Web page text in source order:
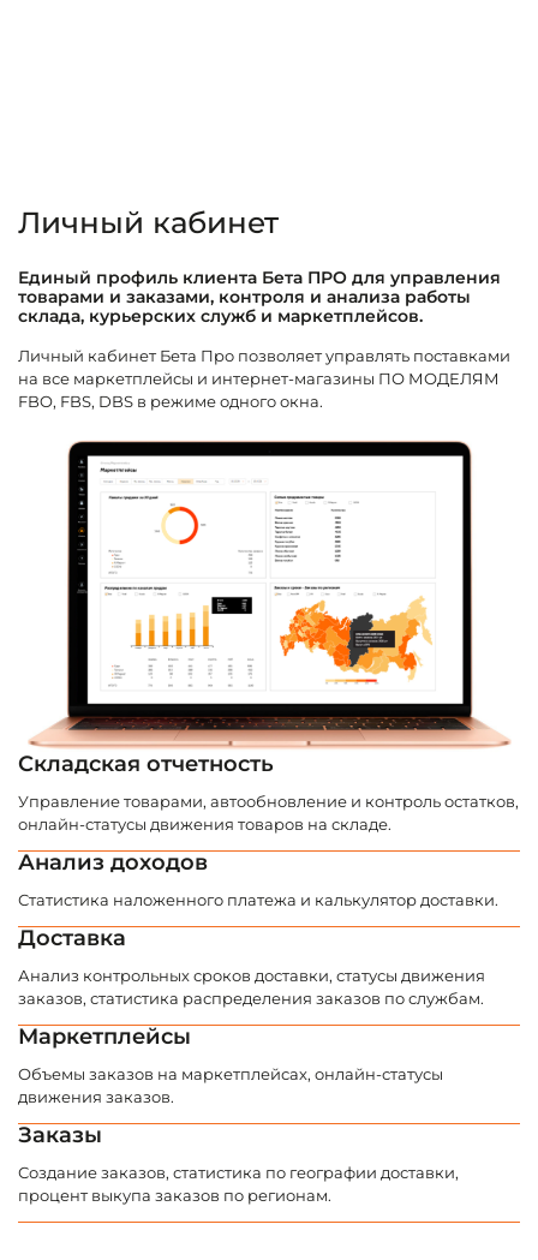
Личный кабинет
Единый профиль клиента Бета ПРО для управления
товарами и заказами, контроля и анализа работы
склада, курьерских служб и маркетплейсов.
Личный кабинет Бета Про позволяет управлять поставками
на все маркетплейсы и интернет-магазины ПО МОДЕЛЯМ
FBO, FBS, DBS в режиме одного окна.
Складская отчетность
Управление товарами, автообновление и контроль остатков,
онлайн-статусы движения товаров на складе.
Анализ доходов
Статистика наложенного платежа и калькулятор доставки.
Доставка
Анализ контрольных сроков доставки, статусы движения
заказов, статистика распределения заказов по службам.
Маркетплейсы
Объемы заказов на маркетплейсах, онлайн-статусы
движения заказов.
Заказы
Создание заказов, статистика по географии доставки,
процент выкупа заказов по регионам.